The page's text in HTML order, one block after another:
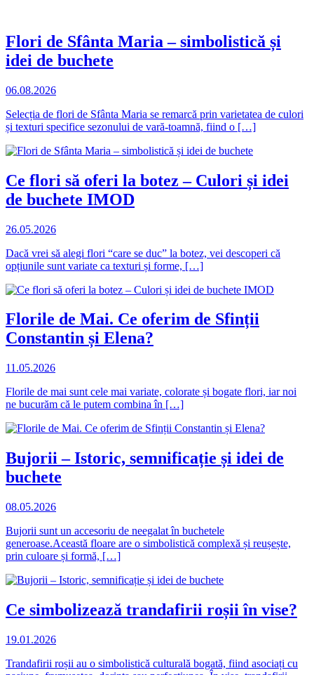
Flori de Sfânta Maria – simbolistică și
idei de buchete
06.08.2026
Selecția de flori de Sfânta Maria se remarcă prin varietatea de culori
și texturi specifice sezonului de vară-toamnă, fiind o […]
Ce flori să oferi la botez – Culori și idei
de buchete IMOD
26.05.2026
Dacă vrei să alegi flori “care se duc” la botez, vei descoperi că
opțiunile sunt variate ca texturi și forme, […]
Florile de Mai. Ce oferim de Sfinții
Constantin și Elena?
11.05.2026
Florile de mai sunt cele mai variate, colorate și bogate flori, iar noi
ne bucurăm că le putem combina în […]
Bujorii – Istoric, semnificație și idei de
buchete
08.05.2026
Bujorii sunt un accesoriu de neegalat în buchetele
generoase.Această floare are o simbolistică complexă și reușește,
prin culoare și formă, […]
Ce simbolizează trandafirii roșii în vise?
19.01.2026
Trandafirii roșii au o simbolistică culturală bogată, fiind asociați cu